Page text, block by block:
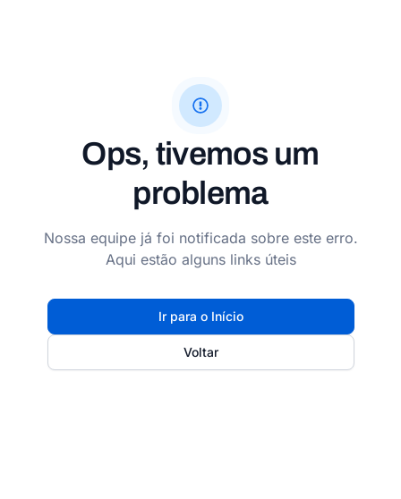
Ops, tivemos um
problema
Nossa equipe já foi notificada sobre este erro.
Aqui estão alguns links úteis
Ir para o Início
Voltar